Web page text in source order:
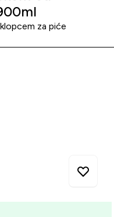
za piće